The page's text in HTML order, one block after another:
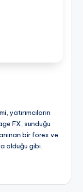
yatırımcıların
FX, sunduğu
bir forex ve
olduğu gibi,